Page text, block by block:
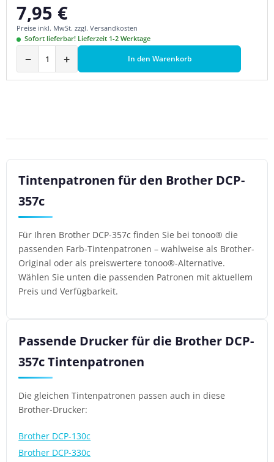
Regulärer Preis:
7,95 €
Preise inkl. MwSt. zzgl. Versandkosten
Sofort lieferbar! Lieferzeit 1-2 Werktage
− + In den Warenkorb
Tintenpatronen für den Brother DCP-
357c
Für Ihren Brother DCP-357c finden Sie bei tonoo® die
passenden Farb-Tintenpatronen – wahlweise als Brother-
Original oder als preiswertere tonoo®-Alternative.
Wählen Sie unten die passenden Patronen mit aktuellem
Preis und Verfügbarkeit.
Passende Drucker für die Brother DCP-
357c Tintenpatronen
Die gleichen Tintenpatronen passen auch in diese
Brother-Drucker:
Brother DCP-130c
Brother DCP-330c